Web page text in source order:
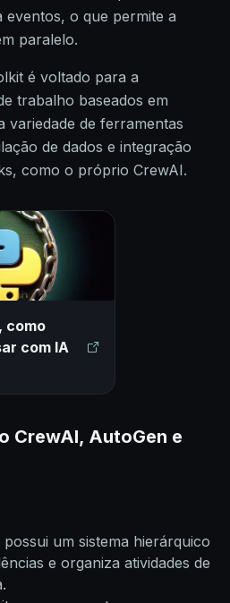
o que permite a
paralelo.
é voltado para a
trabalho baseados em
variedade de ferramentas
de dados e integração
como o próprio CrewAI.
como
com IA
CrewAI, AutoGen e
possui um sistema hierárquico
e organiza atividades de